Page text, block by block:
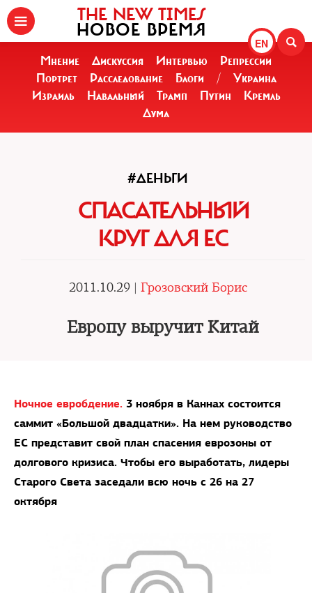
EN
THE NEW TIMES
НОВОЕ ВРЕМЯ
Мнение Дискуссия Интервью
Репрессии
Портрет
Расследование Блоги /
Украина
Израиль
Навальный Трамп Путин
Кремль
Дума
#ДЕНЬГИ
СПАСАТЕЛЬНЫЙ
КРУГ ДЛЯ ЕС
2011.10.29 | Грозовский Борис
Европу выручит Китай
Ночное евробдение. 3 ноября в Каннах состоится
саммит «Большой двадцатки». На нем руководство
ЕС представит свой план спасения еврозоны от
долгового кризиса. Чтобы его выработать, лидеры
Старого Света заседали всю ночь с 26 на 27
октября